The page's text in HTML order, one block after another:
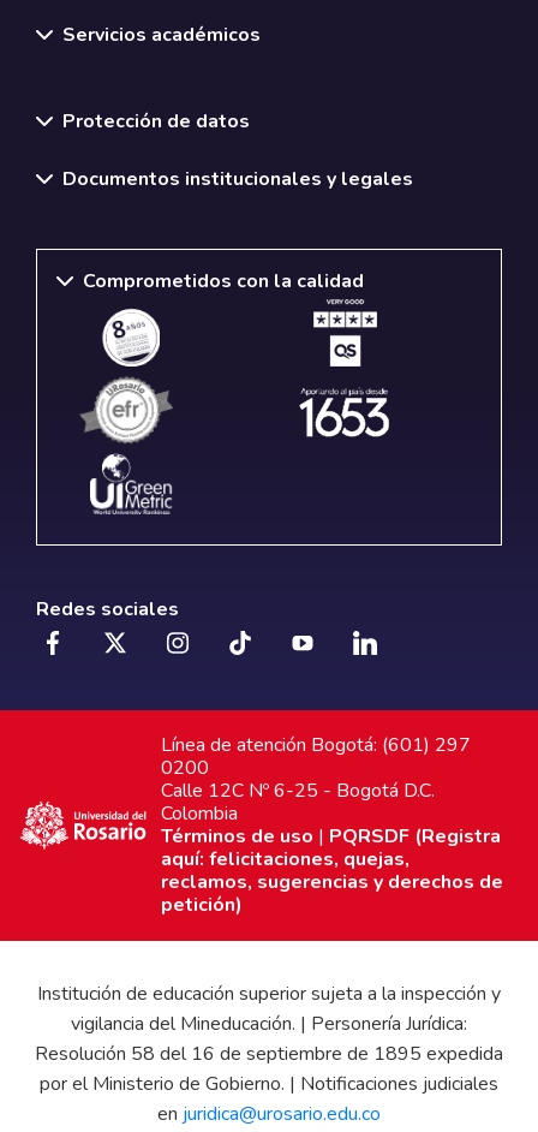
Servicios académicos
Protección de datos
Documentos institucionales y legales
Comprometidos con la calidad
Redes sociales
Línea de atención Bogotá: (601) 297
0200
Calle 12C Nº 6-25 - Bogotá D.C.
Colombia
Términos de uso | PQRSDF (Registra
aquí: felicitaciones, quejas,
reclamos, sugerencias y derechos de
petición)
Institución de educación superior sujeta a la inspección y
vigilancia del Mineducación. | Personería Jurídica:
Resolución 58 del 16 de septiembre de 1895 expedida
por el Ministerio de Gobierno. | Notificaciones judiciales
en juridica@urosario.edu.co